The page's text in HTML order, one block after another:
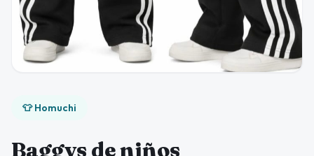
👕 Homuchi
Baggys de niños